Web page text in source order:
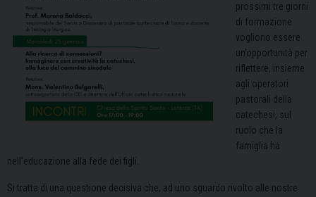
prossimi tre giorni
di formazione
vogliono essere
un’opportunità per
riflettere, insieme
agli operatori
pastorali della
catechesi, sul
ruolo che la
famiglia ha
nell’educazione alla fede dei figli.
Si tratta di una questione decisiva che, ad uno sguardo rivolto alle nostre